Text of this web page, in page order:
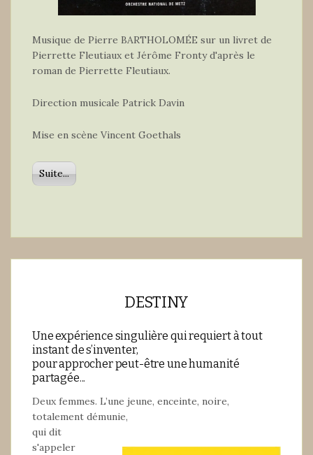
Musique de Pierre BARTHOLOMÉE sur un livret de
Pierrette Fleutiaux et Jérôme Fronty d'après le
roman de Pierrette Fleutiaux.
Direction musicale Patrick Davin
Mise en scène Vincent Goethals
Suite...
DESTINY
Une expérience singulière qui requiert à tout
instant de s’inventer,
pour approcher peut-être une humanité
partagée...
Deux femmes. L’une jeune, enceinte, noire,
totalement démunie,
qui dit
s'appeler